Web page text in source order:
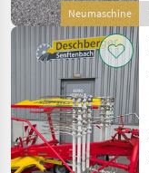
Neumaschine